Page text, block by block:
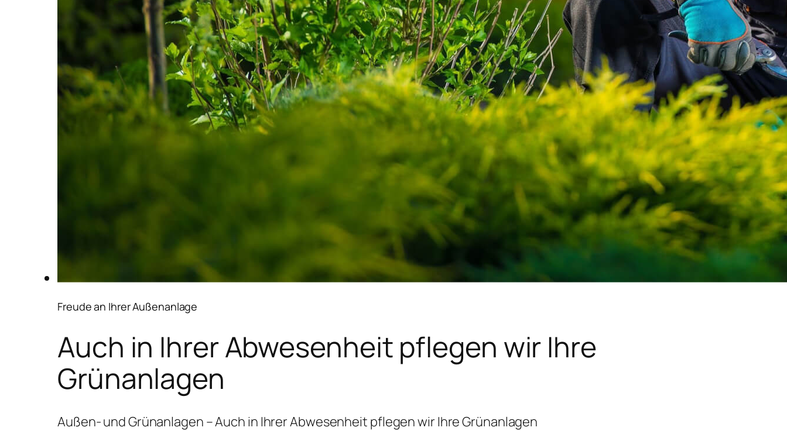
Freude an Ihrer Außenanlage
Auch in Ihrer Abwesenheit pflegen wir Ihre
Grünanlagen
Außen- und Grünanlagen – Auch in Ihrer Abwesenheit pflegen wir Ihre Grünanlagen